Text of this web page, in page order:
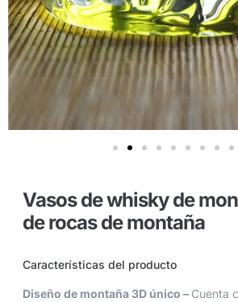
Vasos de whisky de
de rocas de montaña
Características del producto
Diseño de montaña 3D único – Cuenta